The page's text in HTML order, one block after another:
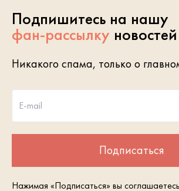
Подпишитесь на нашу
фан-рассылку новостей
Никакого спама, только о
E-mail
Подписаться
Нажимая «Подписаться» вы